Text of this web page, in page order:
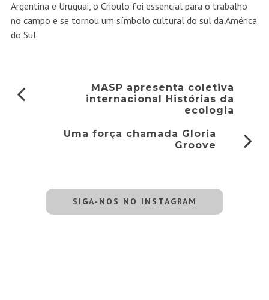
Argentina e Uruguai, o Crioulo foi essencial para o trabalho
no campo e se tornou um símbolo cultural do sul da América
do Sul.
MASP apresenta coletiva
internacional Histórias da
ecologia
Uma força chamada Gloria
Groove
SIGA-NOS NO INSTAGRAM